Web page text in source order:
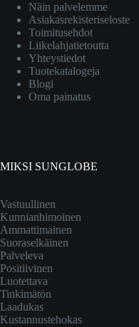
Näin palvelemme
Asiakasrekisteriseloste
Toimitusehdot
Liikelahjatietoutta
Yhteystiedot
Tuotekatalogeja
Blogi
Oma painatus
MIKSI SUNGLOBE
Vastuullinen
Kunnianhimoinen
Ammattimainen
Suoraselkäinen
Palveleva
Positiivinen
Luotettava
Tinkimätön
Laadukas
Kustannustehokas